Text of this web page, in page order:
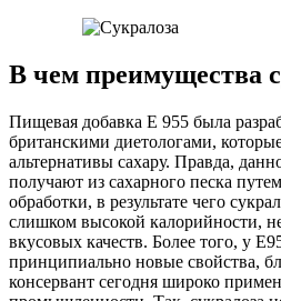
В чем преимущества
Пищевая добавка Е 955 была
британскими диетологами,
альтернативы сахару. Правда,
получают из сахарного песка
обработки, в результате чего
слишком высокой калорийности,
вкусовых качеств. Более того, у
принципиально новые свойства,
консервант сегодня широко